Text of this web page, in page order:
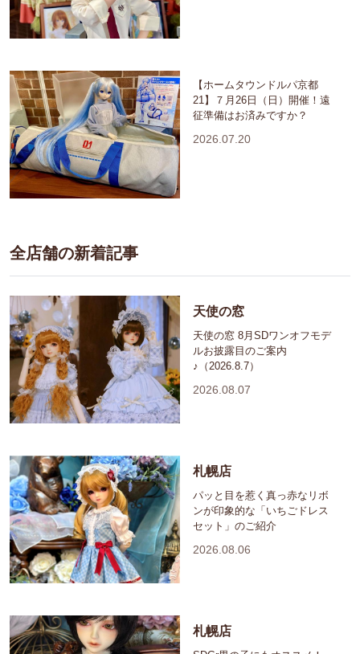
【ホームタウンドルパ京都
21】７月26日（日）開催！遠
征準備はお済みですか？
2026.07.20
全店舗の新着記事
天使の窓
天使の窓 8月SDワンオフモデ
ルお披露目のご案内
♪（2026.8.7）
2026.08.07
札幌店
パッと目を惹く真っ赤なリボ
ンが印象的な「いちごドレス
セット」のご紹介
2026.08.06
札幌店